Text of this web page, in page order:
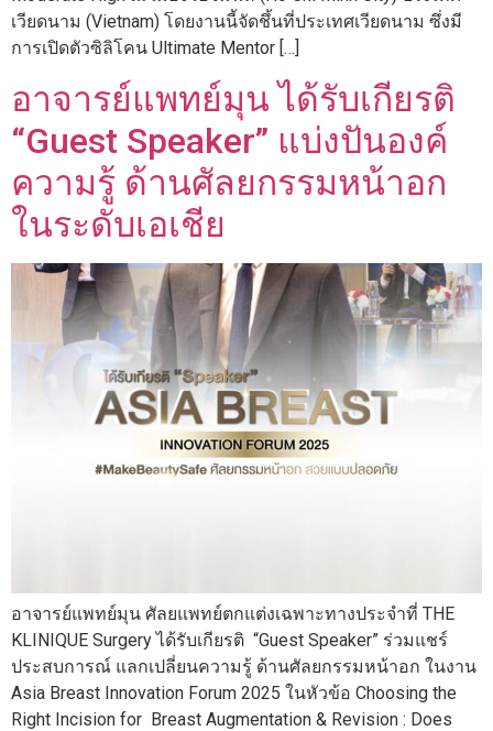
เวียดนาม (Vietnam) โดยงานนี้จัดชึ้นที่ประเทศเวียดนาม ซึ่งมี
การเปิดตัวซิลิโคน Ultimate Mentor […]
อาจารย์แพทย์มุน ได้รับเกียรติ
“Guest Speaker” แบ่งปันองค์
ความรู้ ด้านศัลยกรรมหน้าอก
ในระดับเอเชีย
อาจารย์แพทย์มุน ศัลยแพทย์ตกแต่งเฉพาะทางประจำที่ THE
KLINIQUE Surgery ได้รับเกียรติ “Guest Speaker” ร่วมแชร์
ประสบการณ์ แลกเปลี่ยนความรู้ ด้านศัลยกรรมหน้าอก ในงาน
Asia Breast Innovation Forum 2025 ในหัวข้อ Choosing the
Right Incision for Breast Augmentation & Revision : Does